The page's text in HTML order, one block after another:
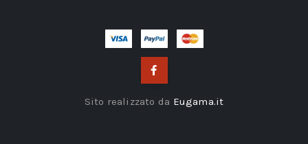
Sito realizzato da Eugama.it